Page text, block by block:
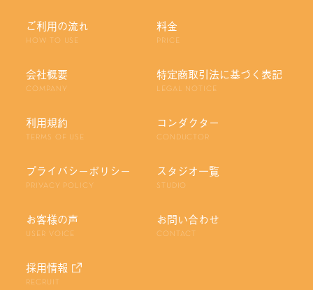
コンダクター
CONDUCTOR
会社概要
COMPANY
スタジオ一覧
STUDIO
利用規約
TERMS OF USE
料金
PRICE
プライバシーポリシー
PRIVACY POLICY
特定商取引法に基づく表記
LEGAL NOTICE
ご利用の流れ
HOW TO USE
お客様の声
USER VOICE
お問い合わせ
CONTACT
採用情報
RECRUIT